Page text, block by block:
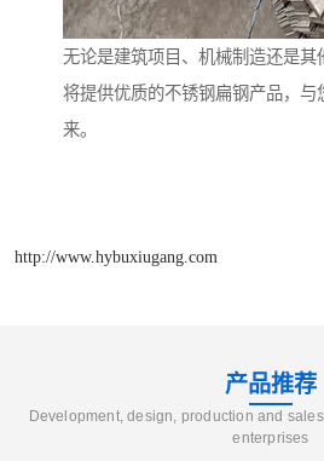
无论是建筑项目、机械制造还是其
将提供优质的不锈钢扁钢产品，与
来。
http://www.hybuxiugang.com
产品推荐
Development, design, production and
enterprises